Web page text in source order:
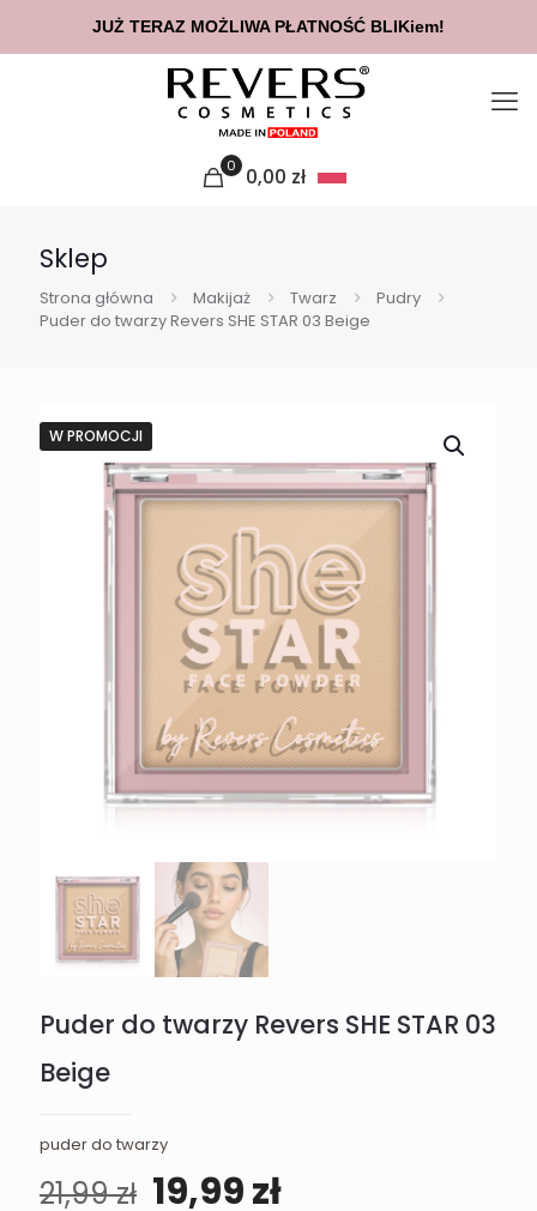
0 0,00 zł
Sklep
Strona główna Makijaż Twarz
Pudry
Puder do twarzy Revers SHE STAR 03 Beige
W PROMOCJI
Puder do twarzy Revers SHE STAR 03
Beige
puder do twarzy
21,99zł Pierwotna
19,99złAktualna
JUŻ TERAZ MOŻLIWA PŁATNOŚĆ BLIKiem!